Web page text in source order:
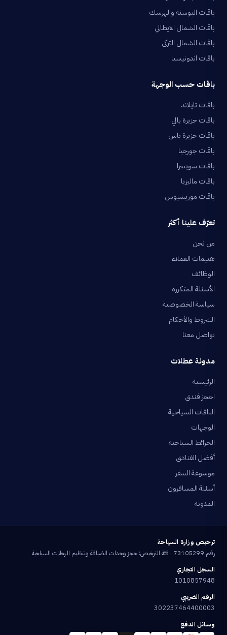
باقات البوسنة والهرسك
باقات الشمال الايطالي
باقات الشمال التركي
باقات اندونيسيا
باقات حسب الوجهة
باقات تايلاند
باقات جزيرة بالي
باقات جزيرة ياس
باقات جورجيا
باقات سويسرا
باقات ماليزيا
باقات موريشيوس
تعرّف علينا أكثر
من نحن
تقييمات العملاء
الوظائف
الأسئلة المتكررة
سياسة الخصوصية
الشروط والأحكام
تواصل معنا
مدونة عطلات
الرئيسية
احجز فندق
الباقات السياحية
الوجهات
الخرائط السياحية
أفضل الفنادق
موسوعة السفر
أسئلة المسافرون
المدونة
ترخيص وزارة السياحة
رقم 73105299 · فئة الترخيص: حجز وحدات الضيافة وتنظيم الرحلات السياحية
السجل التجاري
1010857948
الرقم الضريبي
302237464400003
وسائل الدفع